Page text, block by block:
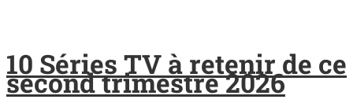
10 Séries TV à retenir de ce
second trimestre 2026